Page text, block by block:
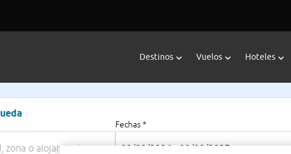
Destinos Vuelos Hoteles
Fechas *
09/08/2026 - 09/08/2027